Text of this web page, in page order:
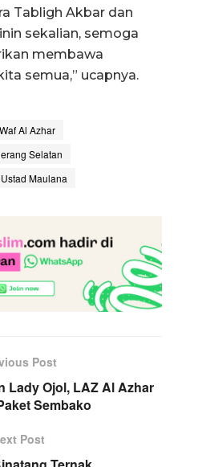
Tabligh Akbar dan
sekalian, semoga
membawa
semua,” ucapnya.
Al Azhar
Selatan
Ustad Maulana
Post
Lady Ojol, LAZ Al Azhar
Sembako
Post